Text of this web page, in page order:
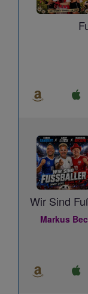
Wir Sind
Markus